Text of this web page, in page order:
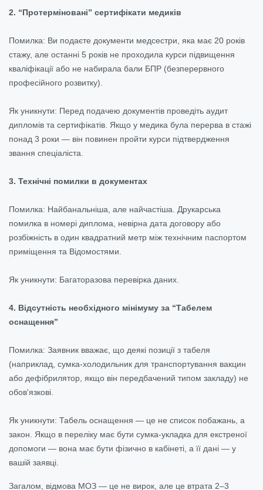
2. “Протерміновані” сертифікати медиків
Помилка: Ви подаєте документи медсестри, яка має 20 років
стажу, але останні 5 років не проходила курси підвищення
кваліфікації або не набирала бали БПР (безперервного
професійного розвитку).
Як уникнути: Перед подачею документів проведіть аудит
дипломів та сертифікатів. Якщо у медика була перерва в стажі
понад 3 роки — він повинен пройти курси підтвердження
звання спеціаліста.
3. Технічні помилки в документах
Помилка: Найбанальніша, але найчастіша. Друкарська
помилка в номері диплома, невірна дата договору або
розбіжність в один квадратний метр між технічним паспортом
приміщення та Відомостями.
Як уникнути: Багаторазова перевірка даних.
4. Відсутність необхідного мінімуму за “Табелем
оснащення”
Помилка: Заявник вважає, що деякі позиції з табеля
(наприклад, сумка-холодильник для транспортування вакцин
або дефібрилятор, якщо він передбачений типом закладу) не
обов'язкові.
Як уникнути: Табель оснащення — це не список побажань, а
закон. Якщо в переліку має бути сумка-укладка для екстреної
допомоги — вона має бути фізично в кабінеті, а її дані — у
вашій заявці.
Загалом, відмова МОЗ — це не вирок, але це втрата 2–3